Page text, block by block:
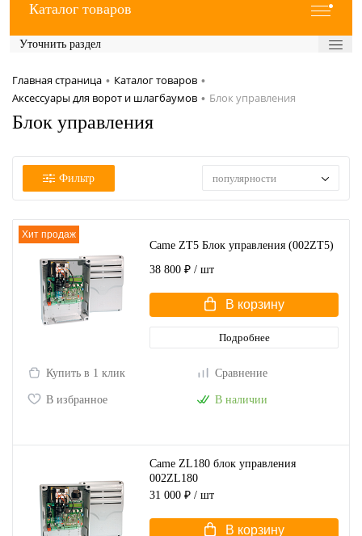
Каталог товаров
Уточнить раздел
Главная страница • Каталог товаров •
Аксессуары для ворот и шлагбаумов • Блок управления
Блок управления
Фильтр популярности
Хит продаж
Came ZT5 Блок управления (002ZT5)
38 800 ₽ / шт
В корзину
Подробнее
Купить в 1 клик Сравнение
В избранное В наличии
Came ZL180 блок управления
002ZL180
31 000 ₽ / шт
В корзину